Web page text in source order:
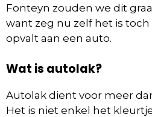
Fonteyn zouden we dit
want zeg nu zelf het is
opvalt aan een auto.
Wat is autolak?
Autolak dient voor meer
Het is niet enkel het